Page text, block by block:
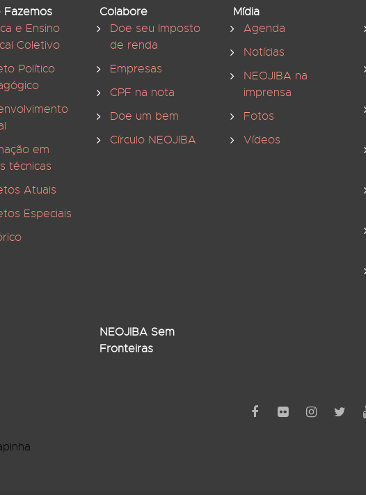
Fazemos
e Ensino
Coletivo
Político
em
técnicas
Atuais
Especiais
Colabore
Doe seu Imposto
de renda
Empresas
CPF na nota
Doe um bem
Círculo NEOJIBA
Mídia
Agenda
Notícias
NEOJIBA na
imprensa
Fotos
Vídeos
NEOJIBA Sem
Fronteiras